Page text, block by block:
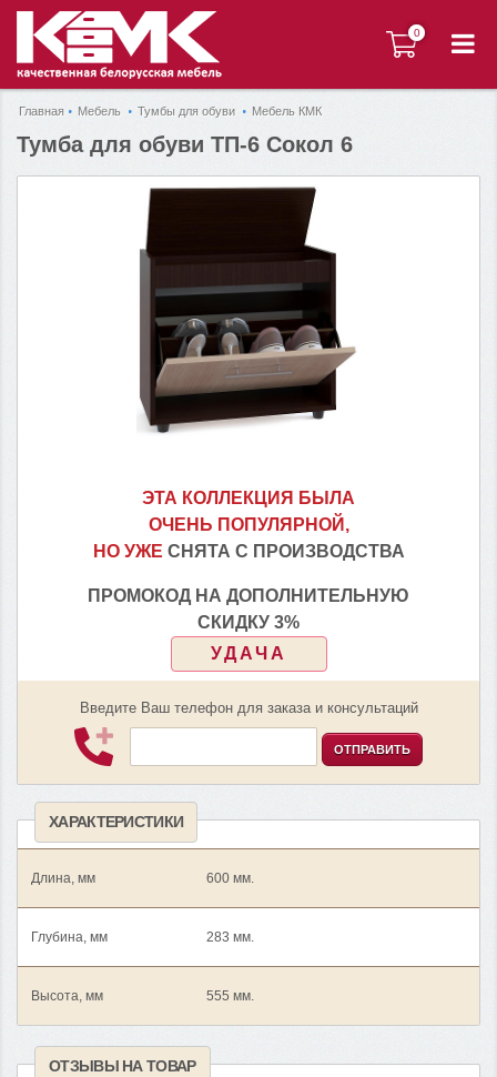
0
0
Главная Мебель Тумбы для обуви Мебель КМК
Тумба для обуви ТП-6 Сокол 6
ЭТА КОЛЛЕКЦИЯ БЫЛА
ОЧЕНЬ ПОПУЛЯРНОЙ,
НО УЖЕ СНЯТА С ПРОИЗВОДСТВА
ПРОМОКОД НА ДОПОЛНИТЕЛЬНУЮ
СКИДКУ 3%
УДАЧА
Введите Ваш телефон для заказа и консультаций
ОТПРАВИТЬ
ХАРАКТЕРИСТИКИ
Длина, мм 600 мм.
Глубина, мм 283 мм.
Высота, мм 555 мм.
ОТЗЫВЫ НА ТОВАР